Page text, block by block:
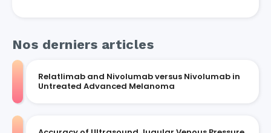
Nos derniers articles
Relatlimab and Nivolumab versus Nivolumab in
Untreated Advanced Melanoma